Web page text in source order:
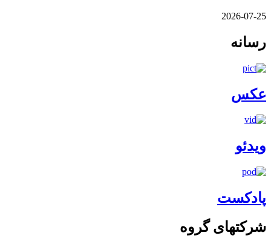
2026-07-25
رسانه
عکس
ویدئو
پادکست
شرکتهای گروه